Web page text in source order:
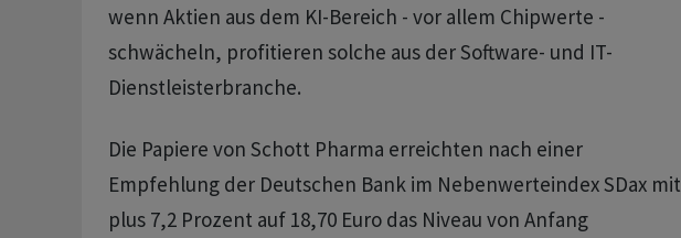
wenn Aktien aus dem KI-Bereich - vor allem Chipwerte -
schwächeln, profitieren solche aus der Software- und IT-
Dienstleisterbranche.
Die Papiere von Schott Pharma erreichten nach einer
Empfehlung der Deutschen Bank im Nebenwerteindex SDax mit
plus 7,2 Prozent auf 18,70 Euro das Niveau von Anfang